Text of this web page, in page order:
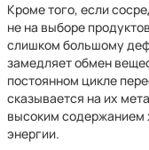
Кроме того, если
не на выборе
слишком большому
замедляет обмен
постоянном цикле
сказывается на их
высоким содержанием
энергии.